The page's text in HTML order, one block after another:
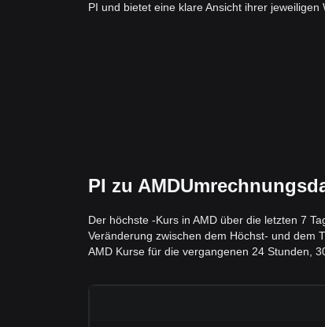
PI und bietet eine klare Ansicht ihrer jeweiligen
PI zu
Der höchste -Kurs in AMD über die letzten 7
Veränderung zwischen dem Höchst- und dem
AMD Kurse für die vergangenen 24 Stunden,